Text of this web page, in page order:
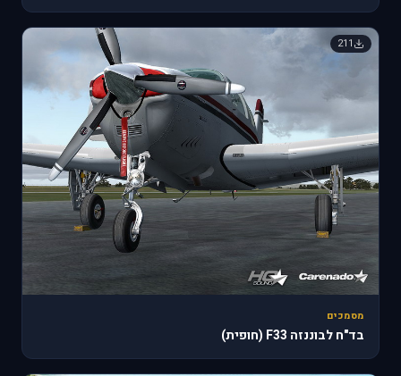
211
מסמכים
בד"ח לבוננזה F33 (חופית)